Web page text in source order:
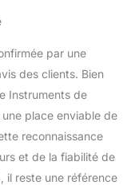
par une
des clients. Bien
Instruments de
place enviable de
reconnaissance
et de la fiabilité de
il reste une référence